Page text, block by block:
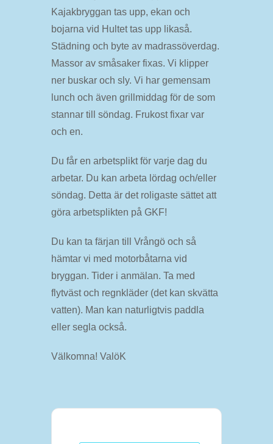
Kajakbryggan tas upp, ekan och
bojarna vid Hultet tas upp likaså.
Städning och byte av madrassöverdag.
Massor av småsaker fixas. Vi klipper
ner buskar och sly. Vi har gemensam
lunch och även grillmiddag för de som
stannar till söndag. Frukost fixar var
och en.
Du får en arbetsplikt för varje dag du
arbetar. Du kan arbeta lördag och/eller
söndag. Detta är det roligaste sättet att
göra arbetsplikten på GKF!
Du kan ta färjan till Vrångö och så
hämtar vi med motorbåtarna vid
bryggan. Tider i anmälan. Ta med
flytväst och regnkläder (det kan skvätta
vatten). Man kan naturligtvis paddla
eller segla också.
Välkomna! ValöK